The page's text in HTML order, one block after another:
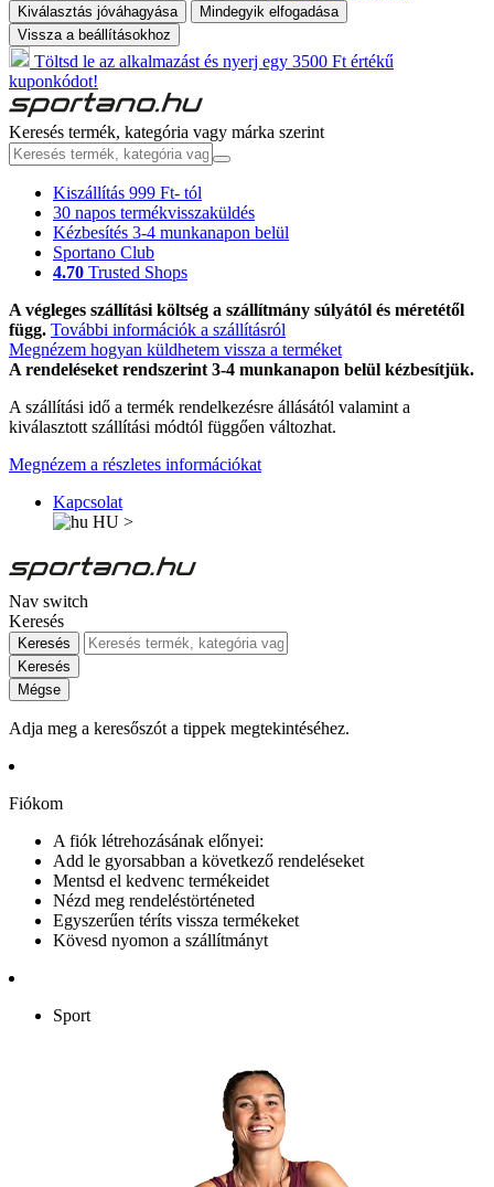
Kiválasztás jóváhagyása
Mindegyik elfogadása
Vissza a beállításokhoz
Töltsd le az alkalmazást és nyerj egy 3500 Ft értékű
kuponkódot!
Keresés termék, kategória vagy márka szerint
Kiszállítás 999 Ft- tól
30 napos termékvisszaküldés
Kézbesítés 3-4 munkanapon belül
Sportano Club
4.70 Trusted Shops
A végleges szállítási költség a szállítmány súlyától és méretétől
függ. További információk a szállításról
Megnézem hogyan küldhetem vissza a terméket
A rendeléseket rendszerint 3-4 munkanapon belül kézbesítjük.
A szállítási idő a termék rendelkezésre állásától valamint a
kiválasztott szállítási módtól függően változhat.
Megnézem a részletes információkat
Kapcsolat
HU >
Nav switch
Keresés
Keresés
Keresés
Mégse
Adja meg a keresőszót a tippek megtekintéséhez.
Fiókom
A fiók létrehozásának előnyei:
Add le gyorsabban a következő rendeléseket
Mentsd el kedvenc termékeidet
Nézd meg rendeléstörténeted
Egyszerűen téríts vissza termékeket
Kövesd nyomon a szállítmányt
Sport